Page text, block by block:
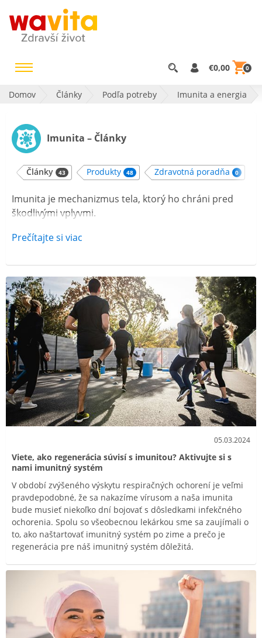
€0,00 0
Domov Články Podľa potreby Imunita a energia
Imunita – Články
Články 43 Produkty 48 Zdravotná poradňa 0
Imunita je mechanizmus tela, ktorý ho chráni pred
škodlivými vplyvmi.
Kedy je dôležité podporiť správnu funkciu
Keď vy alebo osoby okolo vás majú chrípku, respiračné
ochorenia, bolesť v krku alebo nádchu.
Ak sa necítite dobre, ste unavení, je vám chladno,
trpíte nechutenstvom a ste precitlivení či podráždení.
Ak strava nie je dostatočne vyvážená, aby obsahovala
kľúčové látky podporujúce imunitu - mäso, orechy,
ryby, mliečne výrobky alebo cereálie.
Prečítajte si viac
05.03.2024
Viete, ako regenerácia súvisí s imunitou? Aktivujte si s
nami imunitný systém
V období zvýšeného výskytu respiračných ochorení je veľmi
pravdepodobné, že sa nakazíme vírusom a naša imunita
bude musieť niekoľko dní bojovať s dôsledkami infekčného
ochorenia. Spolu so všeobecnou lekárkou sme sa zaujímali o
to, ako naštartovať imunitný systém po zime a prečo je
regenerácia pre náš imunitný systém dôležitá.